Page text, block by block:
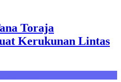
Toraja
Kerukunan Lintas